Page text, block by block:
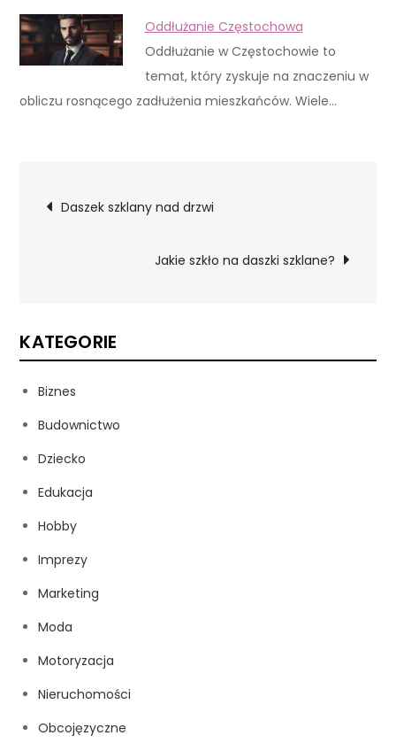
Oddłużanie Częstochowa
Oddłużanie w Częstochowie to
temat, który zyskuje na znaczeniu w
obliczu rosnącego zadłużenia mieszkańców. Wiele…
Nawigacja
Daszek szklany nad drzwi
Jakie szkło na daszki szklane?
KATEGORIE
Biznes
Budownictwo
Dziecko
Edukacja
Hobby
Imprezy
Marketing
Moda
Motoryzacja
Nieruchomości
Obcojęzyczne